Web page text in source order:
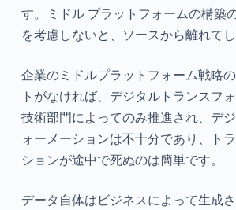
す。ミドル プラットフォームの構築
を考慮しないと、ソースから離れてし
企業のミドルプラットフォーム戦略
トがなければ、デジタルトランスフ
技術部門によってのみ推進され、デ
ォーメーションは不十分であり、ト
ションが途中で死ぬのは簡単です。
データ自体はビジネスによって生成